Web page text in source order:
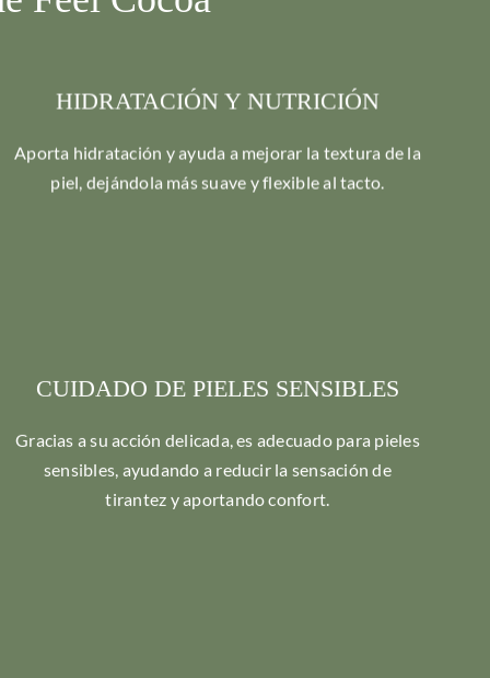
HIDRATACIÓN Y NUTRICIÓN
Aporta hidratación y ayuda a mejorar la textura de la
piel, dejándola más suave y flexible al tacto.
CUIDADO DE PIELES SENSIBLES
Gracias a su acción delicada, es adecuado para pieles
sensibles, ayudando a reducir la sensación de
tirantez y aportando confort.